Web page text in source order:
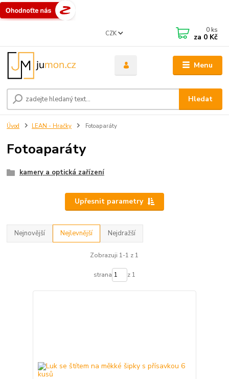
Menu
CZK
Hledat
0 ks
za 0 Kč
Úvod LEAN - Hračky Fotoaparáty
Fotoaparáty
kamery a optická zařízení
Upřesnit parametry
Nejnovější Nejlevnější Nejdražší
Zobrazuji 1-1 z 1
strana z 1